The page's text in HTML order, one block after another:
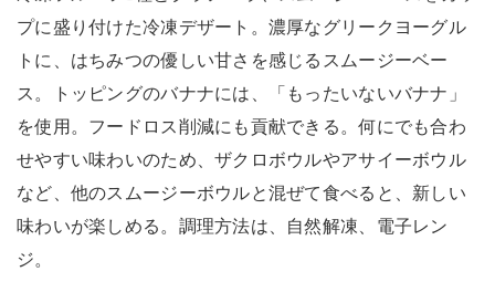
プに盛り付けた冷凍デザート。濃厚なグリークヨーグル
トに、はちみつの優しい甘さを感じるスムージーベー
ス。トッピングのバナナには、「もったいないバナナ」
を使用。フードロス削減にも貢献できる。何にでも合わ
せやすい味わいのため、ザクロボウルやアサイーボウル
など、他のスムージーボウルと混ぜて食べると、新しい
味わいが楽しめる。調理方法は、自然解凍、電子レン
ジ。